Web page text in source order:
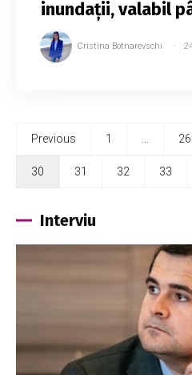
inundații, valabil
Cristina Botnarevschi
Previous 1 … 26
30 31 32 33
Interviu